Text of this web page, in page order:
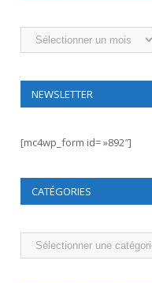
Archives
NEWSLETTER
[mc4wp_form id= »892″]
CATÉGORIES
Catégories